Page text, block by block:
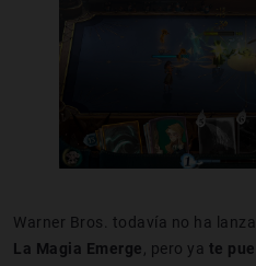
Warner Bros. todavía no ha
La Magia Emerge , pero ya te